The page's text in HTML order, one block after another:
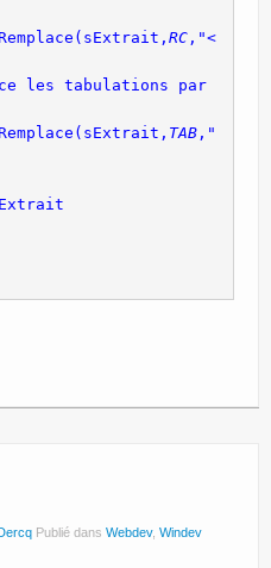
RC,"<
par
TAB,"
Publié dans Webdev, Windev